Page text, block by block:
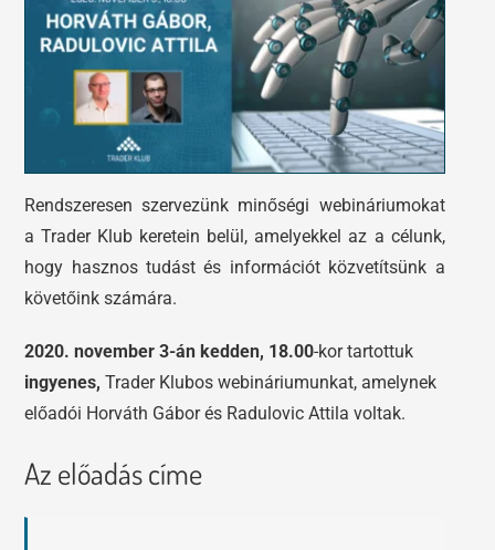
Képzések
Robotok
Segítség és támogatás
Rendszeresen szervezünk minőségi webináriumokat
a Trader Klub keretein belül, amelyekkel az a célunk,
hogy hasznos tudást és információt közvetítsünk a
követőink számára.
2020. november 3-án kedden, 18.00-kor tartottuk
ingyenes, Trader Klubos webináriumunkat, amelynek
előadói Horváth Gábor és Radulovic Attila voltak.
Az előadás címe